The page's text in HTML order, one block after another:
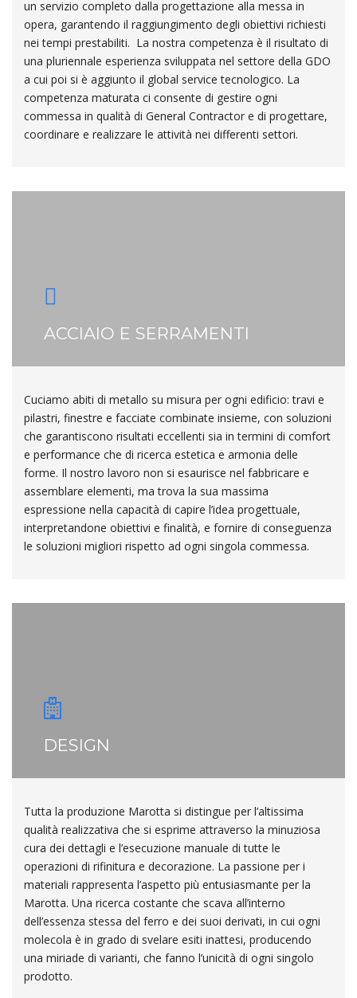
un servizio completo dalla progettazione alla messa in
opera, garantendo il raggiungimento degli obiettivi richiesti
nei tempi prestabiliti. La nostra competenza è il risultato di
una pluriennale esperienza sviluppata nel settore della GDO
a cui poi si è aggiunto il global service tecnologico. La
competenza maturata ci consente di gestire ogni
commessa in qualità di General Contractor e di progettare,
coordinare e realizzare le attività nei differenti settori.
ACCIAIO E SERRAMENTI
Cuciamo abiti di metallo su misura per ogni edificio: travi e
pilastri, finestre e facciate combinate insieme, con soluzioni
che garantiscono risultati eccellenti sia in termini di comfort
e performance che di ricerca estetica e armonia delle
forme. Il nostro lavoro non si esaurisce nel fabbricare e
assemblare elementi, ma trova la sua massima
espressione nella capacità di capire l’idea progettuale,
interpretandone obiettivi e finalità, e fornire di conseguenza
le soluzioni migliori rispetto ad ogni singola commessa.
DESIGN
Tutta la produzione Marotta si distingue per l’altissima
qualità realizzativa che si esprime attraverso la minuziosa
cura dei dettagli e l’esecuzione manuale di tutte le
operazioni di rifinitura e decorazione. La passione per i
materiali rappresenta l’aspetto più entusiasmante per la
Marotta. Una ricerca costante che scava all’interno
dell’essenza stessa del ferro e dei suoi derivati, in cui ogni
molecola è in grado di svelare esiti inattesi, producendo
una miriade di varianti, che fanno l’unicità di ogni singolo
prodotto.